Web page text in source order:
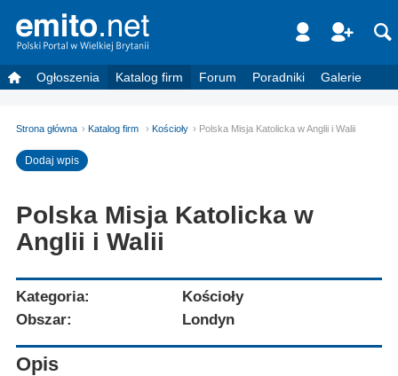
Ogłoszenia Katalog firm Forum Poradniki Galerie
Strona główna Katalog firm Kościoły Polska Misja Katolicka w Anglii i Walii
Dodaj wpis
Polska Misja Katolicka w
Anglii i Walii
Kategoria:
Kościoły
Obszar:
Londyn
Opis